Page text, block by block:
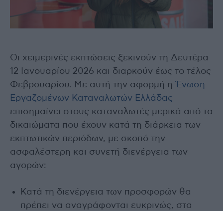
Οι χειμερινές εκπτώσεις ξεκινούν τη Δευτέρα
12 Ιανουαρίου 2026 και διαρκούν έως το τέλος
Φεβρουαρίου. Με αυτή την αφορμή η
Ένωση
Εργαζομένων Καταναλωτών Ελλάδας
επισημαίνει στους καταναλωτές μερικά από τα
δικαιώματα που έχουν κατά τη διάρκεια των
εκπτωτικών περιόδων, με σκοπό την
ασφαλέστερη και συνετή διενέργεια των
αγορών:
Κατά τη διενέργεια των προσφορών θα
πρέπει να αναγράφονται ευκρινώς, στα